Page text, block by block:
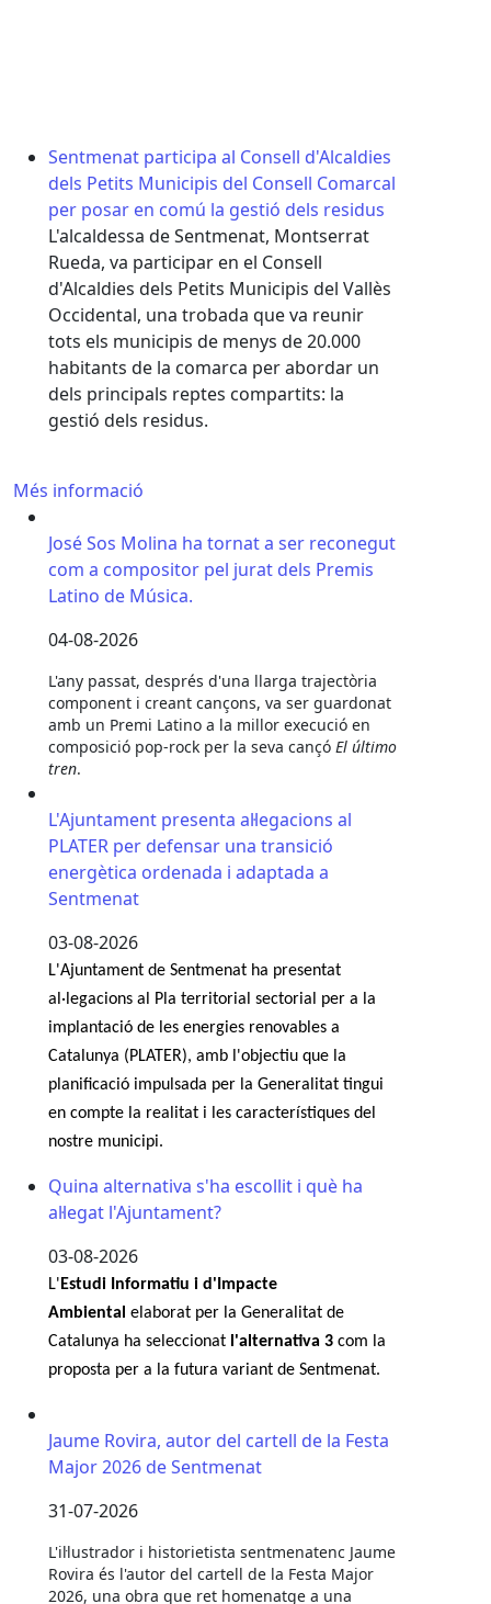
Sentmenat participa al Consell d'Alcaldies
dels Petits Municipis del Consell Comarcal
per posar en comú la gestió dels residus
L'alcaldessa de Sentmenat, Montserrat
Rueda, va participar en el Consell
d'Alcaldies dels Petits Municipis del Vallès
Occidental, una trobada que va reunir
tots els municipis de menys de 20.000
habitants de la comarca per abordar un
dels principals reptes compartits: la
gestió dels residus.
Més informació
José Sos Molina ha tornat a ser reconegut
com a compositor pel jurat dels Premis
Latino de Música.
04-08-2026
L'any passat, després d'una llarga trajectòria
component i creant cançons, va ser guardonat
amb un Premi Latino a la millor execució en
composició pop-rock per la seva cançó El último
tren.
L'Ajuntament presenta al·legacions al
PLATER per defensar una transició
energètica ordenada i adaptada a
Sentmenat
03-08-2026
L'Ajuntament de Sentmenat ha presentat
al·legacions al Pla territorial sectorial per a la
implantació de les energies renovables a
Catalunya (PLATER), amb l'objectiu que la
planificació impulsada per la Generalitat tingui
en compte la realitat i les característiques del
nostre municipi.
Quina alternativa s'ha escollit i què ha
al·legat l'Ajuntament?
03-08-2026
L' Estudi Informatiu i d'Impacte
Ambiental elaborat per la Generalitat de
Catalunya ha seleccionat l'alternativa 3 com la
proposta per a la futura variant de Sentmenat.
Jaume Rovira, autor del cartell de la Festa
Major 2026 de Sentmenat
31-07-2026
L'il·lustrador i historietista sentmenatenc Jaume
Rovira és l'autor del cartell de la Festa Major
2026, una obra que ret homenatge a una